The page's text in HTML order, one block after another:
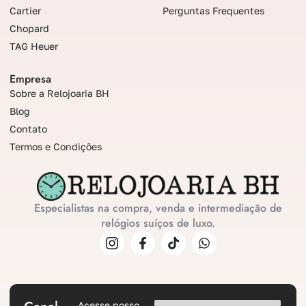
Cartier
Chopard
TAG Heuer
Perguntas Frequentes
Empresa
Sobre a Relojoaria BH
Blog
Contato
Termos e Condições
Especialistas na compra, venda e intermediação de
relógios suíços de luxo.